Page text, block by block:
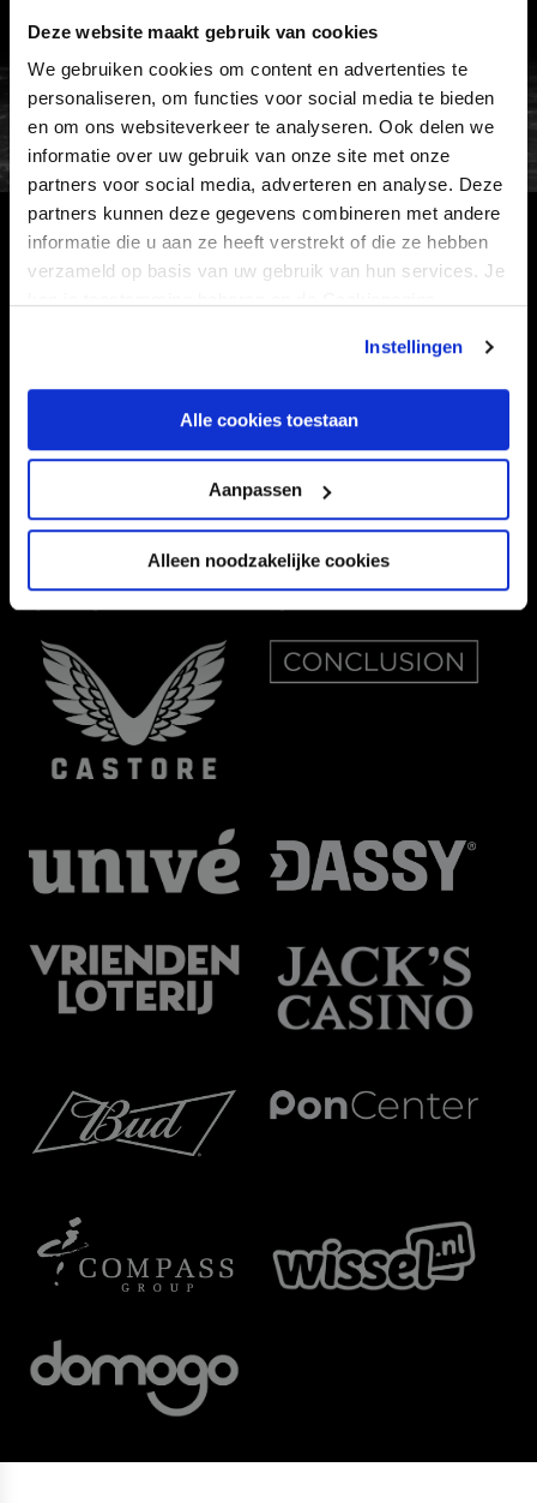
Deze website maakt gebruik van cookies
We gebruiken cookies om content en advertenties te
personaliseren, om functies voor social media te bieden
en om ons websiteverkeer te analyseren. Ook delen we
informatie over uw gebruik van onze site met onze
partners voor social media, adverteren en analyse. Deze
partners kunnen deze gegevens combineren met andere
informatie die u aan ze heeft verstrekt of die ze hebben
verzameld op basis van uw gebruik van hun services. Je
Instellingen
Alle cookies toestaan
Aanpassen
Alleen noodzakelijke cookies
FC Utrecht<br>vanuit<br>het
EREDIVISIEPARTNERS